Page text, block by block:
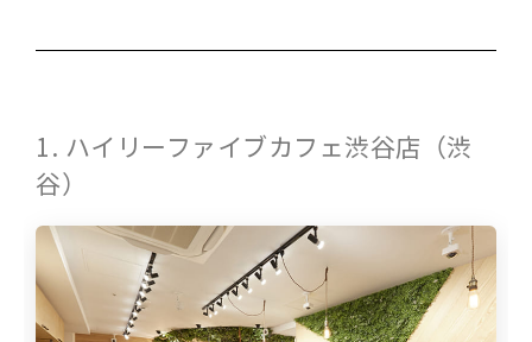
1. ハイリーファイブカフェ渋谷店（渋
谷）